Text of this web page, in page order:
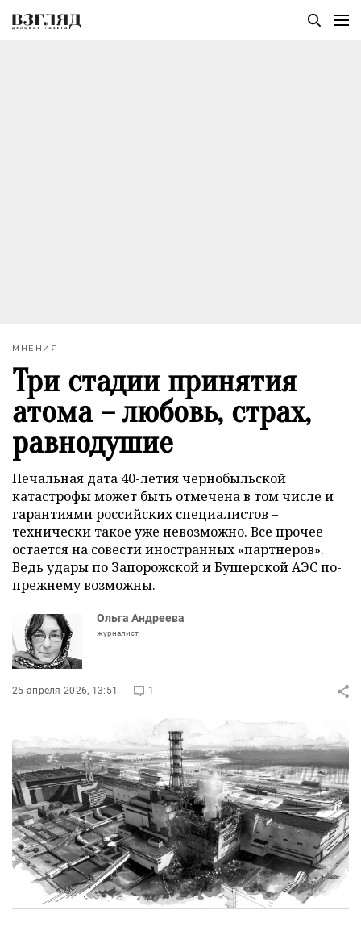
МНЕНИЯ
Три стадии принятия
атома – любовь, страх,
равнодушие
Печальная дата 40-летия чернобыльской
катастрофы может быть отмечена в том числе и
гарантиями российских специалистов –
технически такое уже невозможно. Все прочее
остается на совести иностранных «партнеров».
Ведь удары по Запорожской и Бушерской АЭС по-
прежнему возможны.
Ольга Андреева
журналист
25 апреля 2026, 13:51 1